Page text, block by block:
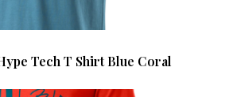
Tech T Shirt Blue Coral